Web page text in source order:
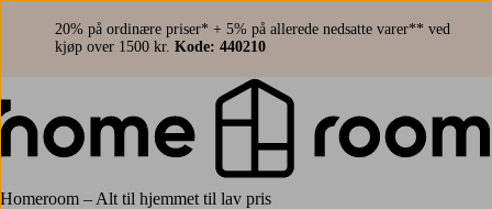
20% på ordinære priser* + 5% på allerede nedsatte varer** ved
kjøp over 1500 kr. Kode: 440210
Homeroom – Alt til hjemmet til lav pris